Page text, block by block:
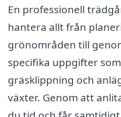
En professionell
hantera allt från
grönområden till
specifika uppgifter
gräsklippning och
växter. Genom att